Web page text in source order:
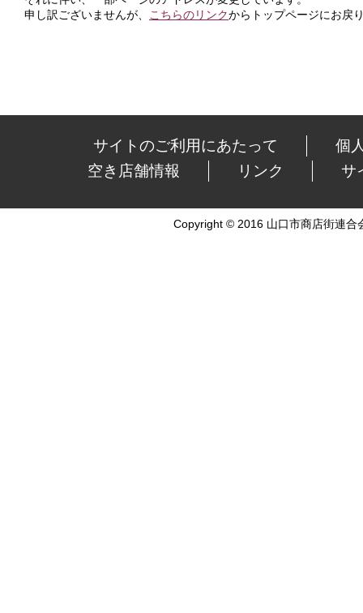
申し訳ございませんが、
こちらのリンクからトップページにお戻
サイトのご利用にあたって
個
空き店舗情報
リンク サ
Copyright © 2016 山口市商店街連合